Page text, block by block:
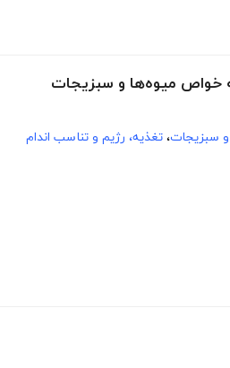
خواص میوه‌ها و سبزیجات
و سبزیجات، تغذیه، رژیم و تناسب اندام